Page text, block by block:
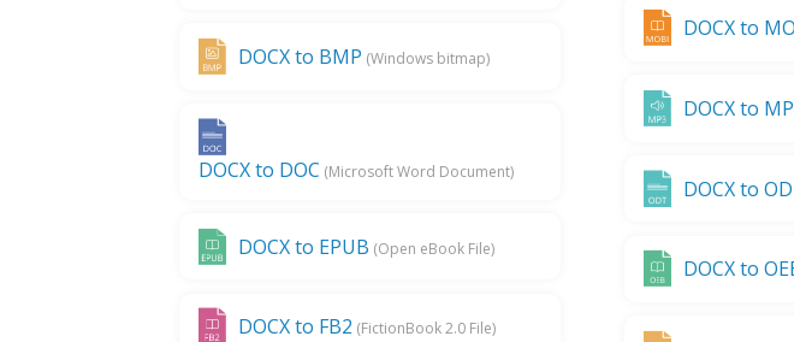
DOCX to BMP (Windows bitmap)
DOCX to DOC (Microsoft Word Document)
DOCX to EPUB (Open eBook File)
DOCX to FB2 (FictionBook 2.0 File)
DOCX to
DOCX to
DOCX to
DOCX to